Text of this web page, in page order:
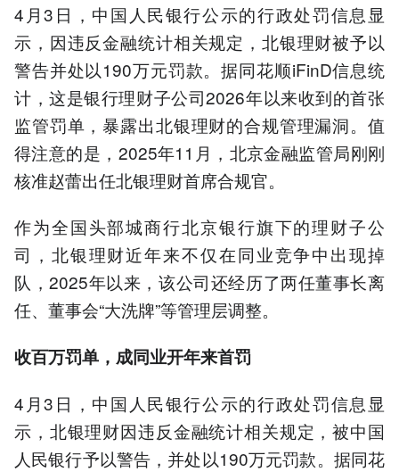
4月3日，中国人民银行公示的行政处罚信息显
示，因违反金融统计相关规定，北银理财被予以
警告并处以190万元罚款。据同花顺iFinD信息统
计，这是银行理财子公司2026年以来收到的首张
监管罚单，暴露出北银理财的合规管理漏洞。值
得注意的是，2025年11月，北京金融监管局刚刚
核准赵蕾出任北银理财首席合规官。
作为全国头部城商行北京银行旗下的理财子公
司，北银理财近年来不仅在同业竞争中出现掉
队，2025年以来，该公司还经历了两任董事长离
任、董事会“大洗牌”等管理层调整。
收百万罚单，成同业开年来首罚
4月3日，中国人民银行公示的行政处罚信息显
示，北银理财因违反金融统计相关规定，被中国
人民银行予以警告，并处以190万元罚款。据同花